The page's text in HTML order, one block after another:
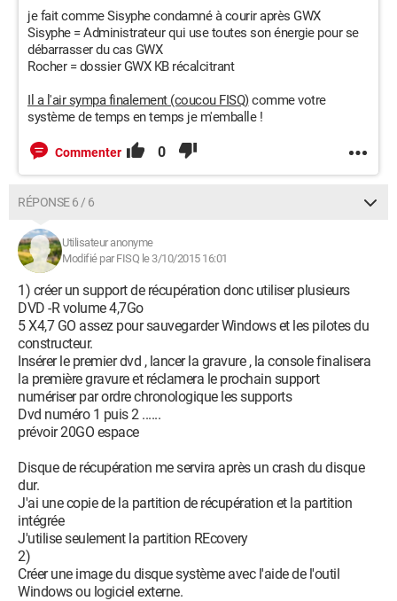
je fait comme Sisyphe condamné à courir après GWX
Sisyphe = Administrateur qui use toutes son énergie pour se
débarrasser du cas GWX
Rocher = dossier GWX KB récalcitrant
Il a l'air sympa finalement (coucou FISQ)comme votre
système de temps en temps je m'emballe !
Commenter 0
RÉPONSE 6 / 6
Utilisateur anonyme
Modifié par FISQ le 3/10/2015 16:01
1) créer un support de récupération donc utiliser plusieurs
DVD -R volume 4,7Go
5 X4,7 GO assez pour sauvegarder Windows et les pilotes du
constructeur.
Insérer le premier dvd , lancer la gravure , la console finalisera
la première gravure et réclamera le prochain support
numériser par ordre chronologique les supports
Dvd numéro 1 puis 2 ......
prévoir 20GO espace
Disque de récupération me servira après un crash du disque
dur.
J'ai une copie de la partition de récupération et la partition
intégrée
J'utilise seulement la partition REcovery
2)
Créer une image du disque système avec l'aide de l'outil
Windows ou logiciel externe.